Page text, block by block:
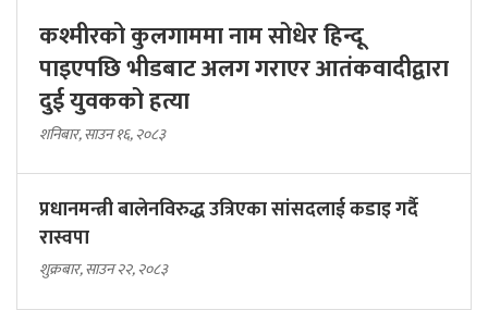
कश्मीरको कुलगाममा नाम सोधेर हिन्दू
पाइएपछि भीडबाट अलग गराएर आतंकवादीद्वारा
दुई युवकको हत्या
शनिबार, साउन १६, २०८३
प्रधानमन्त्री बालेनविरुद्ध उत्रिएका सांसदलाई कडाइ गर्दै
रास्वपा
शुक्रबार, साउन २२, २०८३